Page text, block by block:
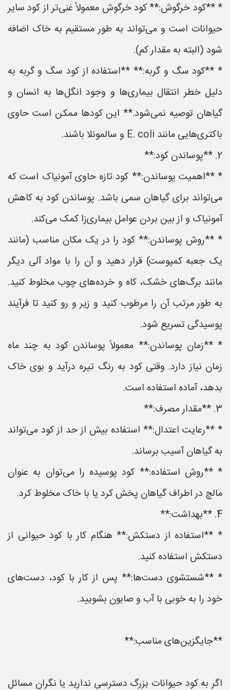
* **کود خرگوش:** کود خرگوش معمولاً غنی‌تر از کود سایر
حیوانات است و می‌تواند به طور مستقیم به خاک اضافه
شود (البته به مقدار کم).
* **کود سگ و گربه:** **استفاده از کود سگ و گربه به
دلیل خطر انتقال بیماری‌ها و وجود انگل‌ها به انسان و
گیاهان توصیه نمی‌شود.** این کودها ممکن است حاوی
باکتری‌هایی مانند E. coli و سالمونلا باشند.
2. **پوساندن کود:**
* **اهمیت پوساندن:** کود تازه حاوی آمونیاک است که
می‌تواند برای گیاهان سمی باشد. پوساندن کود به کاهش
آمونیاک و از بین بردن عوامل بیماری‌زا کمک می‌کند.
* **روش پوساندن:** کود را در یک مکان مناسب (مانند
یک جعبه کمپوست) قرار دهید و آن را با مواد آلی دیگر
مانند برگ‌های خشک، کاه و خرده‌های چوب مخلوط کنید.
به طور مرتب آن را مرطوب کنید و زیر و رو کنید تا فرآیند
پوسیدگی تسریع شود.
* **زمان پوساندن:** معمولاً پوساندن کود به چند ماه
زمان نیاز دارد. وقتی کود به رنگ تیره درآید و بوی خاک
بدهد، آماده استفاده است.
3. **مقدار مصرف:**
* **رعایت اعتدال:** استفاده بیش از حد از کود می‌تواند
به گیاهان آسیب برساند.
* **روش استفاده:** کود پوسیده را می‌توان به عنوان
مالچ در اطراف گیاهان پخش کرد یا با خاک مخلوط کرد.
4. **بهداشت:**
* **استفاده از دستکش:** هنگام کار با کود حیوانی از
دستکش استفاده کنید.
* **شستشوی دست‌ها:** پس از کار با کود، دست‌های
خود را به خوبی با آب و صابون بشویید.
**جایگزین‌های مناسب:**
اگر به کود حیوانات بزرگ دسترسی ندارید یا نگران مسائل